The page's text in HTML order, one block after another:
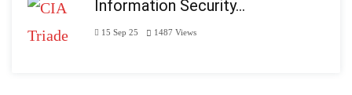
Information Security…
15 Sep 25 1487 Views